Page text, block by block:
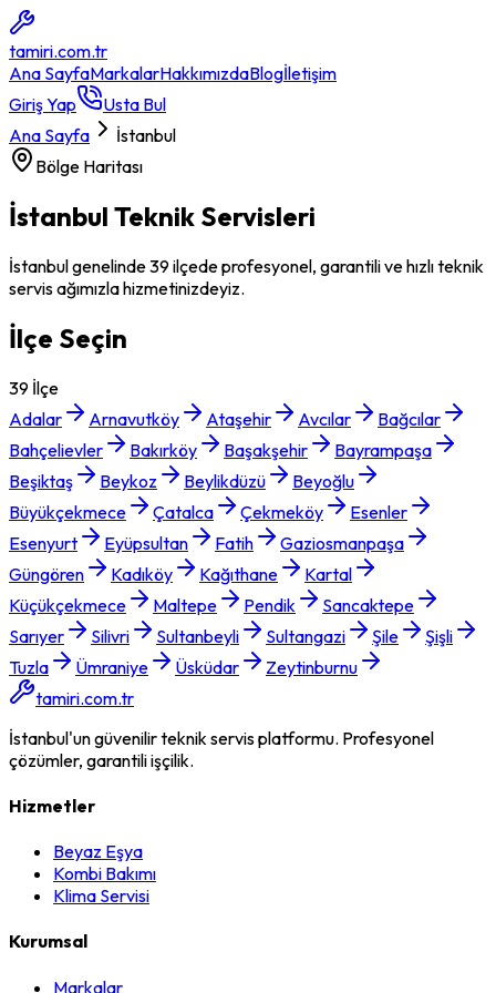
tamiri.com.tr
Ana SayfaMarkalarHakkımızdaBlogİletişim
Giriş Yap
Usta Bul
Ana Sayfa
İstanbul
Bölge Haritası
İstanbul Teknik Servisleri
İstanbulgenelinde39ilçede profesyonel, garantili ve hızlı teknik
servis ağımızla hizmetinizdeyiz.
İlçe Seçin
39 İlçe
Adalar
Arnavutköy Ataşehir Avcılar
Bağcılar
Bahçelievler
Bakırköy Başakşehir
Bayrampaşa
Beşiktaş
Beykoz Beylikdüzü
Beyoğlu
Büyükçekmece
Çatalca Çekmeköy
Esenler
Esenyurt
Eyüpsultan Fatih
Gaziosmanpaşa
Güngören
Kadıköy Kağıthane
Kartal
Küçükçekmece
Maltepe Pendik
Sancaktepe
Sarıyer
Silivri Sultanbeyli Sultangazi Şile
Şişli
Tuzla
Ümraniye Üsküdar
Zeytinburnu
tamiri.com.tr
İstanbul'un güvenilir teknik servis platformu. Profesyonel
çözümler, garantili işçilik.
Hizmetler
Beyaz Eşya
Kombi Bakımı
Klima Servisi
Kurumsal
Markalar